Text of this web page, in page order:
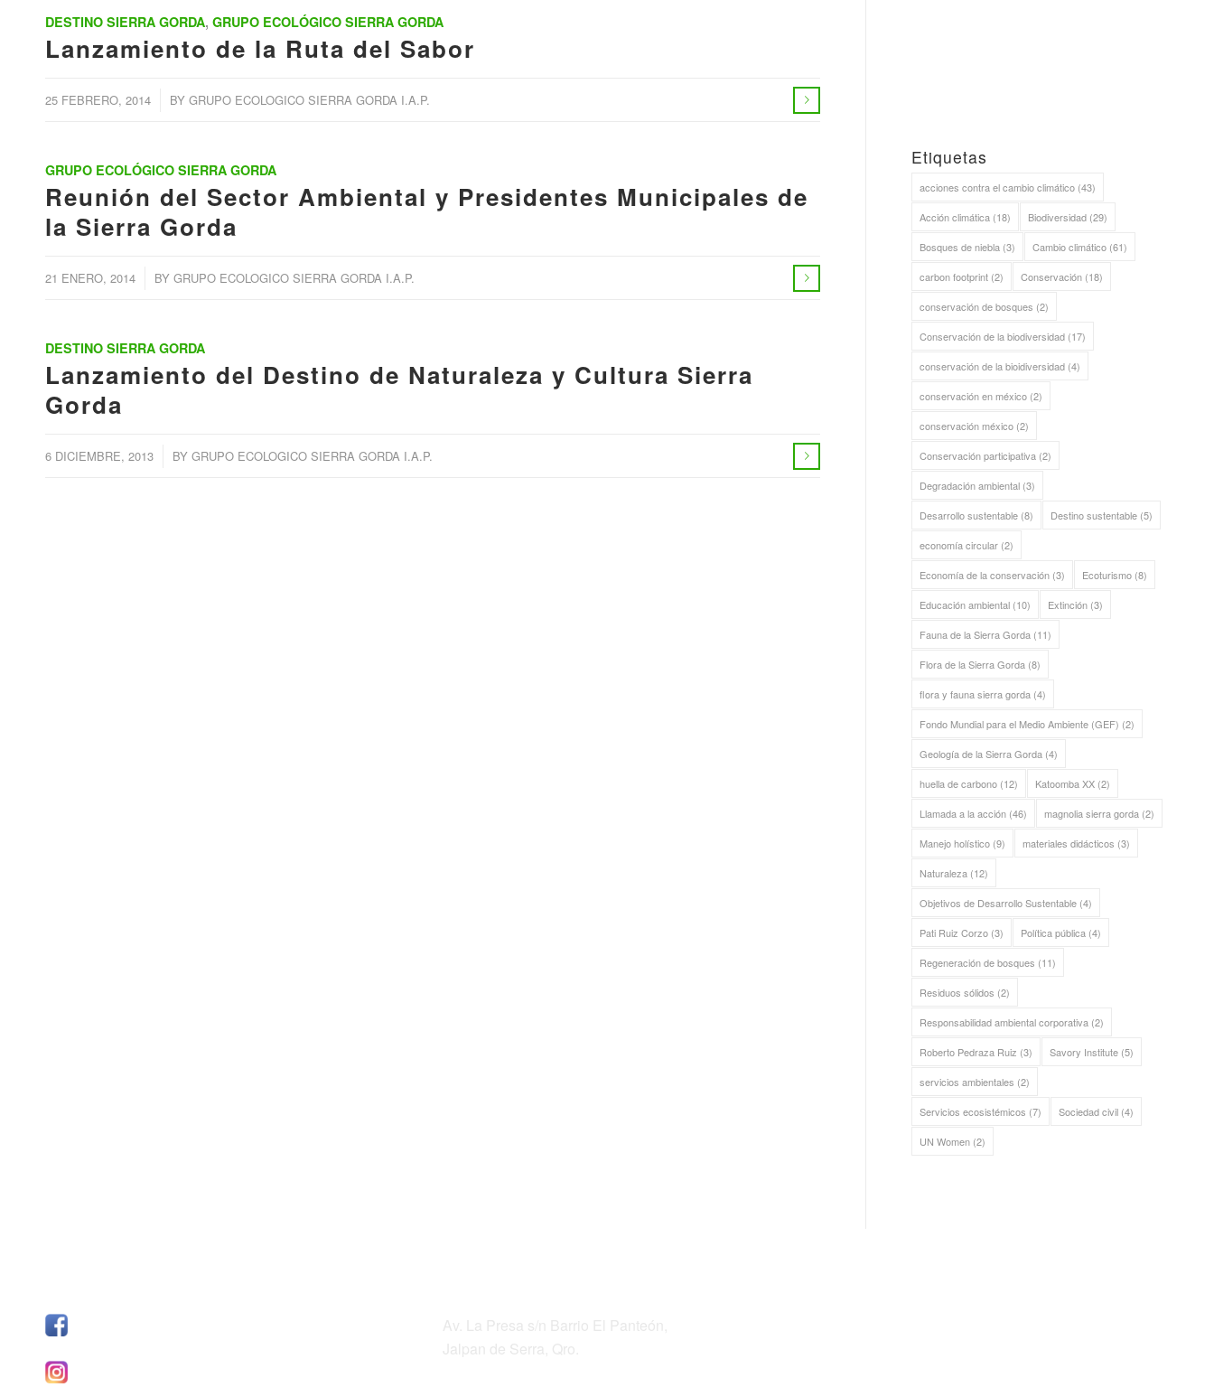
DESTINO SIERRA GORDA, GRUPO ECOLÓGICO SIERRA GORDA
Lanzamiento de la Ruta del Sabor
25 FEBRERO, 2014
/ BY GRUPO ECOLOGICO SIERRA GORDA I.A.P.
GRUPO ECOLÓGICO SIERRA GORDA
Reunión del Sector Ambiental y Presidentes Municipales de
la Sierra Gorda
21 ENERO, 2014 BY GRUPO ECOLOGICO SIERRA GORDA I.A.P.
DESTINO SIERRA GORDA
Lanzamiento del Destino de Naturaleza y Cultura Sierra
Gorda
6 DICIEMBRE, 2013
/ BY GRUPO ECOLOGICO SIERRA GORDA I.A.P.
Etiquetas
acciones contra el cambio climático (43)
Acción climática (18) Biodiversidad (29)
Bosques de niebla (3) Cambio climático (61)
carbon footprint (2) Conservación (18)
conservación de bosques (2)
Conservación de la biodiversidad (17)
conservación de la bioidiversidad (4)
conservación en méxico (2)
conservación méxico (2)
Conservación participativa (2)
Degradación ambiental (3)
Desarrollo sustentable (8) Destino sustentable (5)
economía circular (2)
Economía de la conservación (3) Ecoturismo (8)
Educación ambiental (10) Extinción (3)
Fauna de la Sierra Gorda (11)
Flora de la Sierra Gorda (8)
flora y fauna sierra gorda (4)
Fondo Mundial para el Medio Ambiente (GEF) (2)
Geología de la Sierra Gorda (4)
huella de carbono (12) Katoomba XX (2)
Llamada a la acción (46) magnolia sierra gorda (2)
Manejo holístico (9) materiales didácticos (3)
Naturaleza (12)
Objetivos de Desarrollo Sustentable (4)
Pati Ruiz Corzo (3) Política pública (4)
Regeneración de bosques (11)
Residuos sólidos (2)
Responsabilidad ambiental corporativa (2)
Roberto Pedraza Ruiz (3) Savory Institute (5)
servicios ambientales (2)
Servicios ecosistémicos (7) Sociedad civil (4)
UN Women (2)